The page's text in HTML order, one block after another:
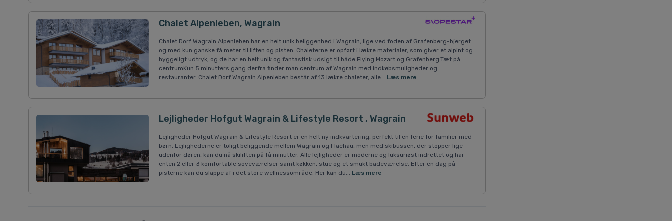
Chalet Alpenleben, Wagrain
Chalet Dorf Wagrain Alpenleben har en helt unik beliggenhed i Wagrain, lige ved foden af Grafenberg-bjerget
og med kun ganske få meter til liften og pisten. Chaleterne er opført i lækre materialer, som giver et alpint og
hyggeligt udtryk, og de har en helt unik og fantastisk udsigt til både Flying Mozart og Grafenberg.Tæt på
centrumKun 5 minutters gang derfra finder man centrum af Wagrain med indkøbsmuligheder og
restauranter. Chalet Dorf Wagrain Alpenleben består af 13 lækre chaleter, alle... Læs mere
Lejligheder Hofgut Wagrain & Lifestyle Resort , Wagrain
Lejligheder Hofgut Wagrain & Lifestyle Resort er en helt ny indkvartering, perfekt til en ferie for familier med
børn. Lejlighederne er toligt beliggende mellem Wagrain og Flachau, men med skibussen, der stopper lige
udenfor døren, kan du nå skiliften på få minutter. Alle lejligheder er moderne og luksuriøst indrettet og har
enten 2 eller 3 komfortable soveværelser samt køkken, stue og et smukt badeværelse. Efter en dag på
pisterne kan du slappe af i det store wellnessområde. Her kan du... Læs mere